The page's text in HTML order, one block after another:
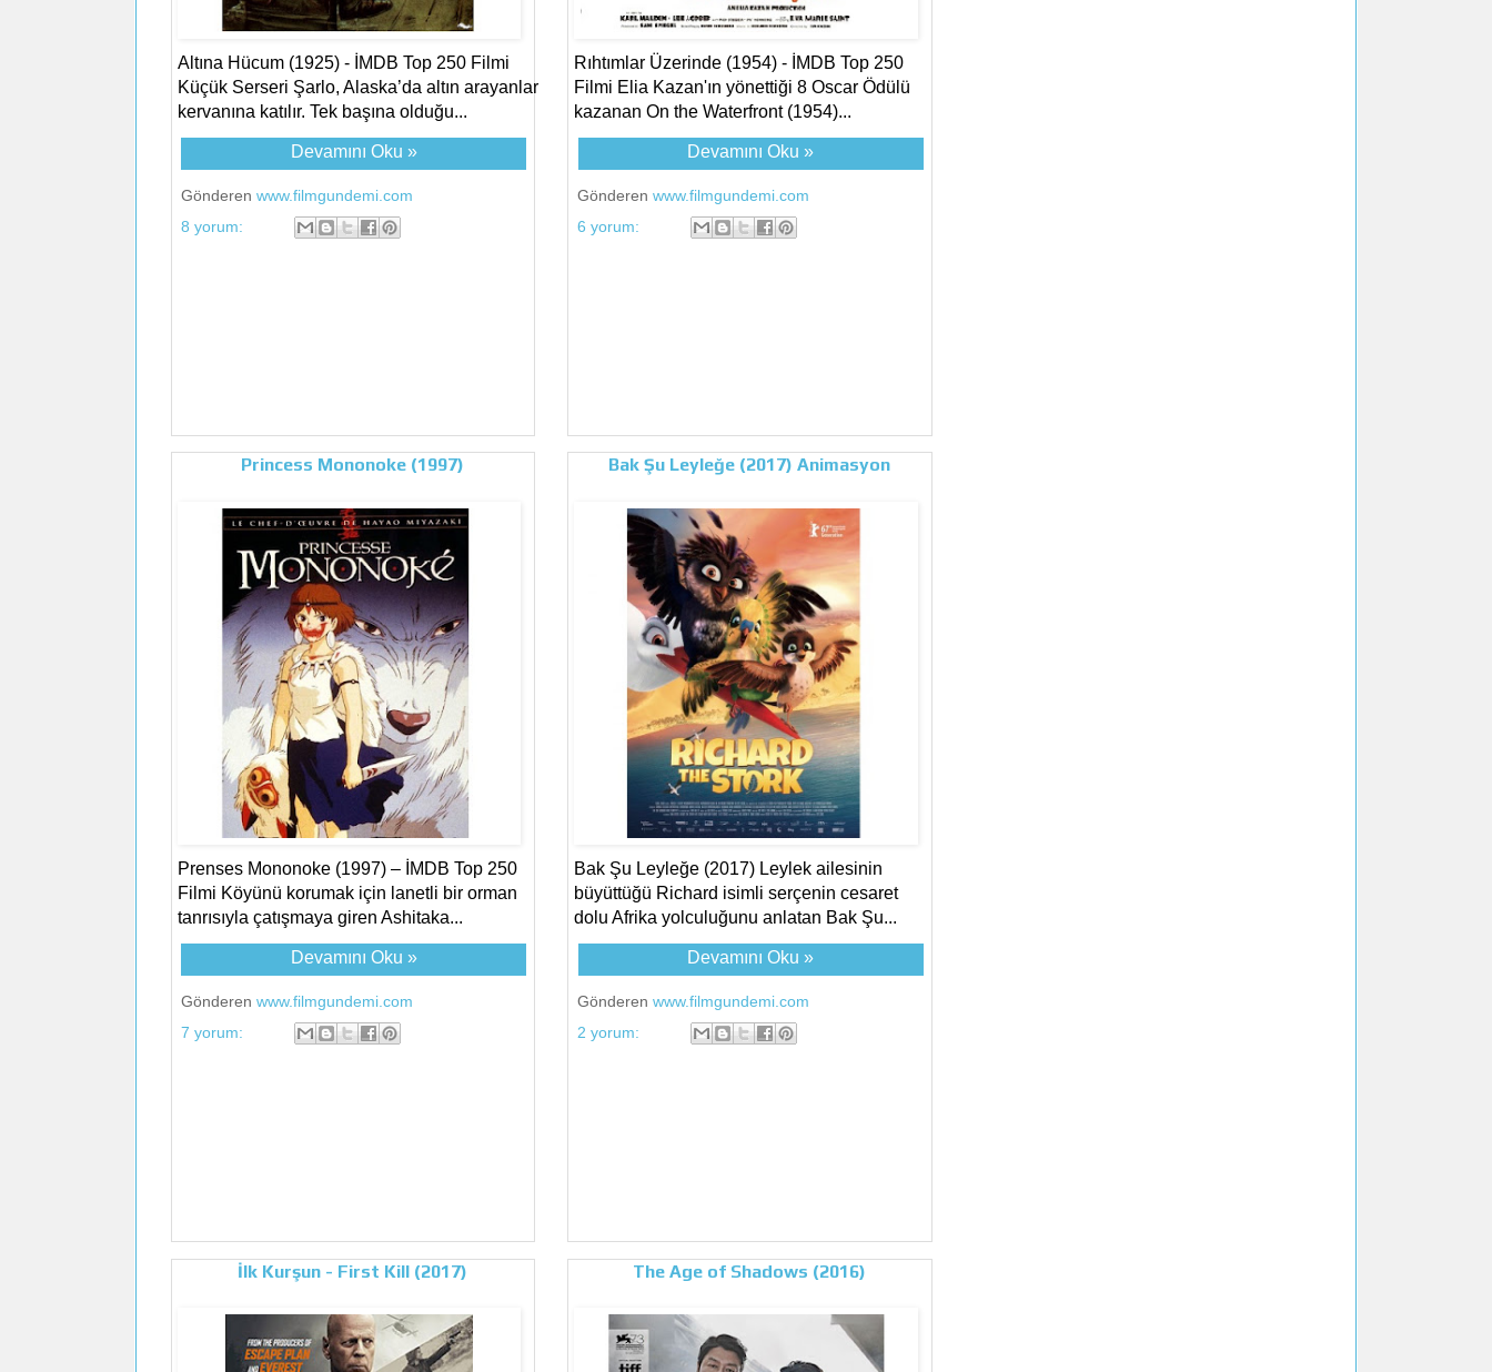
Altına Hücum (1925) - İMDB Top 250 Filmi
Küçük Serseri Şarlo, Alaska’da altın arayanlar
kervanına katılır. Tek başına olduğu...
Devamını Oku »
Gönderen www.filmgundemi.com
8 yorum:
Rıhtımlar Üzerinde (1954) - İMDB Top 250
Filmi Elia Kazan'ın yönettiği 8 Oscar Ödülü
kazanan On the Waterfront (1954)...
Devamını Oku »
Gönderenwww.filmgundemi.com
6 yorum:
Princess Mononoke (1997)
Prenses Mononoke (1997) – İMDB Top 250
Filmi Köyünü korumak için lanetli bir orman
tanrısıyla çatışmaya giren Ashitaka...
Devamını Oku »
Gönderen www.filmgundemi.com
7 yorum:
Bak Şu Leyleğe (2017) Animasyon
Bak Şu Leyleğe (2017) Leylek ailesinin
büyüttüğü Richard isimli serçenin cesaret
dolu Afrika yolculuğunu anlatan Bak Şu...
Devamını Oku »
Gönderenwww.filmgundemi.com
2 yorum:
İlk Kurşun - First Kill (2017) The Age of Shadows (2016)